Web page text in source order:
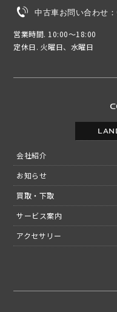
会社紹介
お知らせ
買取・下取
サービス案内
アクセサリー
中古車お問い合わ
営業時間. 10:00～18:00
定休日. 火曜日、水曜日